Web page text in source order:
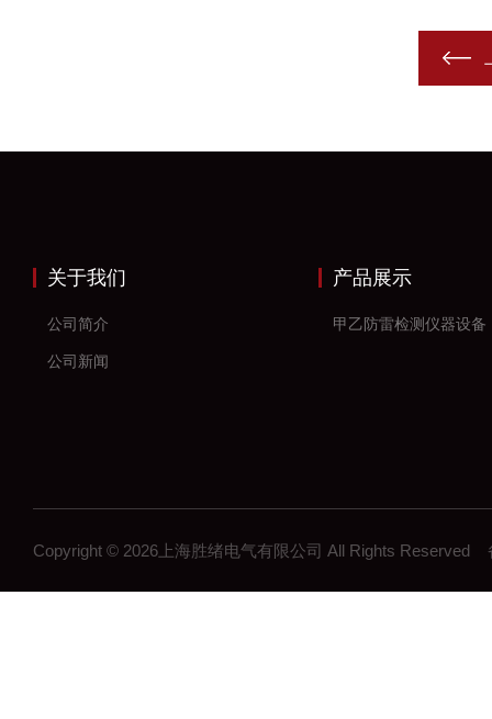
关于我们
公司简介
公司新闻
产品展示
甲乙防雷检测仪器设备
Copyright © 2026上海胜绪电气有限公司 All Rights Reserved